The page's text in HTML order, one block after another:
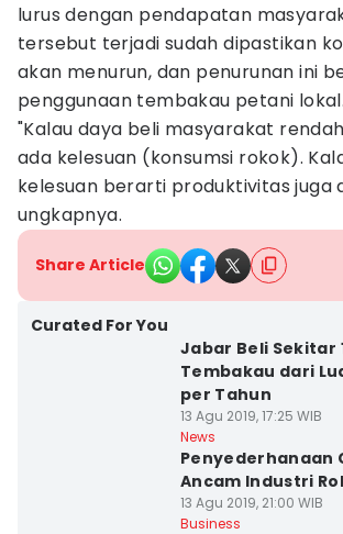
lurus dengan pendapatan
tersebut terjadi sudah dipastikan
akan menurun, dan penurunan ini
penggunaan tembakau petani lokal.
"Kalau daya beli masyarakat
ada kelesuan (konsumsi rokok).
kelesuan berarti produktivitas juga
ungkapnya.
Share Article
Curated For You
Jabar Beli Sekitar
Tembakau dari
per Tahun
13 Agu 2019, 17:25 WIB
News
Penyederhanaan
Ancam Industri
13 Agu 2019, 21:00 WIB
Business